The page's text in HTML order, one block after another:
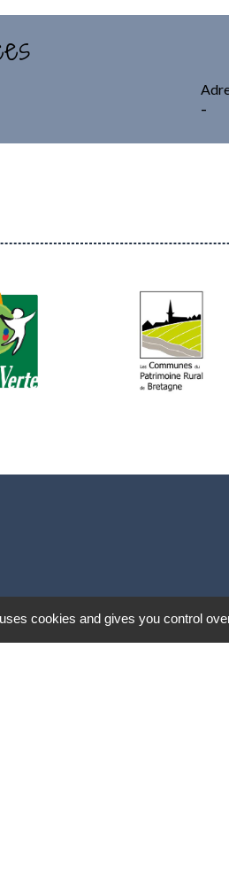
-
cookies and gives you control